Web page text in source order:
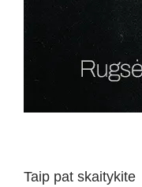
Taip pat skaitykite